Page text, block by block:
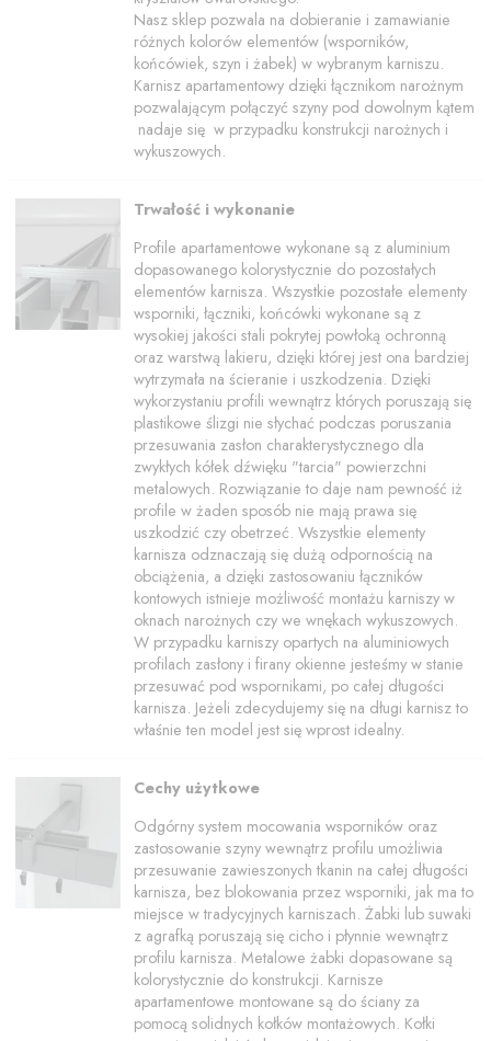
Nasz sklep pozwala na dobieranie i zamawianie
różnych kolorów elementów (wsporników,
końcówiek, szyn i żabek) w wybranym karniszu.
Karnisz apartamentowy dzięki łącznikom narożnym
pozwalającym połączyć szyny pod dowolnym kątem
nadaje się w przypadku konstrukcji narożnych i
wykuszowych.
Trwałość i wykonanie
Profile apartamentowe wykonane są z aluminium
dopasowanego kolorystycznie do pozostałych
elementów karnisza. Wszystkie pozostałe elementy
wsporniki, łączniki, końcówki wykonane są z
wysokiej jakości stali pokrytej powłoką ochronną
oraz warstwą lakieru, dzięki której jest ona bardziej
wytrzymała na ścieranie i uszkodzenia. Dzięki
wykorzystaniu profili wewnątrz których poruszają się
plastikowe ślizgi nie słychać podczas poruszania
przesuwania zasłon charakterystycznego dla
zwykłych kółek dźwięku "tarcia" powierzchni
metalowych. Rozwiązanie to daje nam pewność iż
profile w żaden sposób nie mają prawa się
uszkodzić czy obetrzeć. Wszystkie elementy
karnisza odznaczają się dużą odpornością na
obciążenia, a dzięki zastosowaniu łączników
kontowych istnieje możliwość montażu karniszy w
oknach narożnych czy we wnękach wykuszowych.
W przypadku karniszy opartych na aluminiowych
profilach zasłony i firany okienne jesteśmy w stanie
przesuwać pod wspornikami, po całej długości
karnisza. Jeżeli zdecydujemy się na długi karnisz to
właśnie ten model jest się wprost idealny.
Cechy użytkowe
Odgórny system mocowania wsporników oraz
zastosowanie szyny wewnątrz profilu umożliwia
przesuwanie zawieszonych tkanin na całej długości
karnisza, bez blokowania przez wsporniki, jak ma to
miejsce w tradycyjnych karniszach. Żabki lub suwaki
z agrafką poruszają się cicho i płynnie wewnątrz
profilu karnisza. Metalowe żabki dopasowane są
kolorystycznie do konstrukcji. Karnisze
apartamentowe montowane są do ściany za
pomocą solidnych kołków montażowych. Kołki